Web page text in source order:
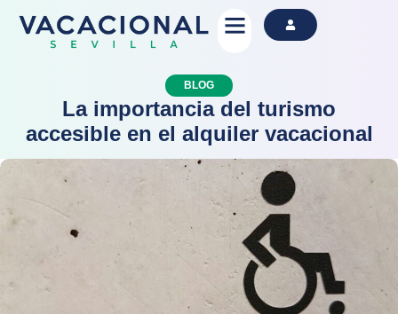
BLOG
La importancia del turismo
accesible en el alquiler vacacional